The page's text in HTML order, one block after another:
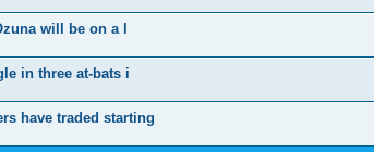
will be on a l
in three at-bats i
have traded starting